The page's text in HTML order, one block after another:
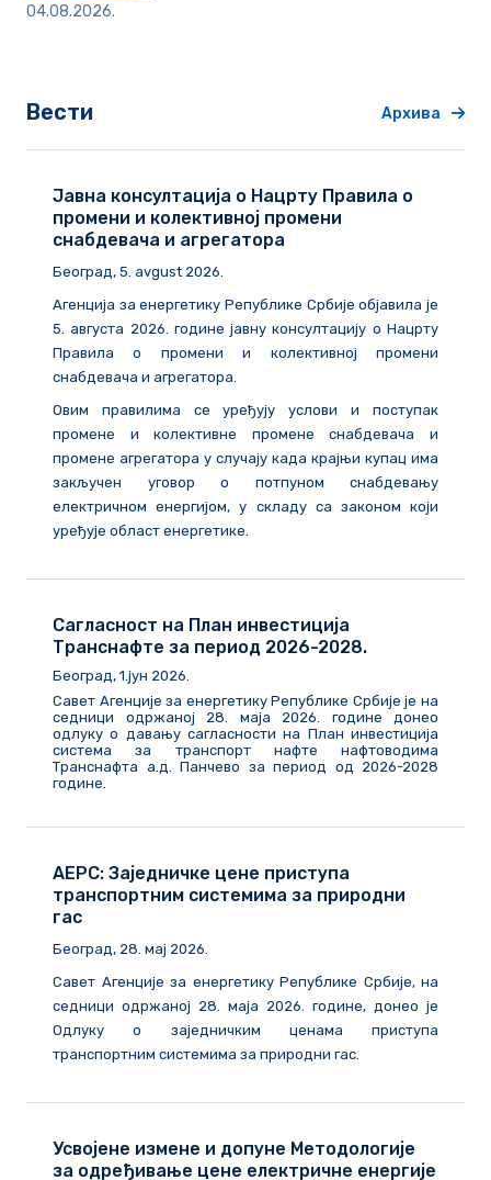
04.08.2026.
Вести Архива
Јавна консултација о Нацрту Правила о
промени и колективној промени
снабдевача и агрегатора
Београд, 5. avgust 2026.
Агенција за енергетику Републике Србије објавила је
5. августа 2026. годинејавну консултацију о Нацрту
Правила о промени и колективној промени
снабдевача и агрегатора.
Овим правилима се уређују услови и поступак
промене и колективне промене снабдевача и
промене агрегатора у случају када крајњи купац има
закључен уговор о потпуном снабдевању
електричном енергијом, у складу са законом који
уређује област енергетике.
Сагласност на План инвестиција
Транснафте за период 2026-2028.
Београд, 1.јун 2026.
Савет Агенције за енергетику Републике Србије је на
седници одржаној 28. маја 2026. године донео
одлуку о давању сагласности на План инвестиција
система за транспорт нафте нафтоводима
Транснафта а.д. Панчево за период од 2026-2028
године.
АЕРС: Заједничке цене приступа
транспортним системима за природни
гас
Београд, 28. мај 2026.
Савет Агенције за енергетику Републике Србије, на
седници одржаној 28. маја 2026. године, донео је
Одлуку о заједничким ценама приступа
транспортним системима за природни гас.
Усвојене измене и допуне Методологије
за одређивање цене електричне енергије